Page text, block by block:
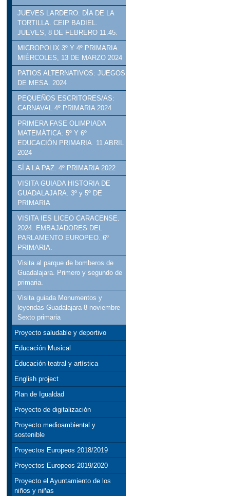
JUEVES LARDERO: DÍA DE LA
TORTILLA. CEIP BADIEL.
JUEVES, 8 DE FEBRERO 11.45.
MICROPOLIX 3º Y 4º PRIMARIA.
MIÉRCOLES, 13 DE MARZO 2024
PATIOS ALTERNATIVOS: JUEGOS
DE MESA. 2024
PEQUEÑOS ESCRITORES/AS:
CARNAVAL 4º PRIMARIA 2024
PRIMERA FASE OLIMPIADA
MATEMÁTICA: 5º Y 6º
EDUCACIÓN PRIMARIA. 11 ABRIL
2024
SÍ A LA PAZ. 4º PRIMARIA 2022
VISITA GUIADA HISTORIA DE
GUADALAJARA. 3º y 5º DE
PRIMARIA
VISITA IES LICEO CARACENSE.
2024. EMBAJADORES DEL
PARLAMENTO EUROPEO. 6º
PRIMARIA.
Visita al parque de bomberos de
Guadalajara. Primero y segundo de
primaria.
Visita guiada Monumentos y
leyendas Guadalajara 8 noviembre
Sexto primaria
Proyecto saludable y deportivo
Educación Musical
Educación teatral y artística
English project
Plan de Igualdad
Proyecto de digitalización
Proyecto medioambiental y
sostenible
Proyectos Europeos 2018/2019
Proyectos Europeos 2019/2020
Proyecto el Ayuntamiento de los
niños y niñas